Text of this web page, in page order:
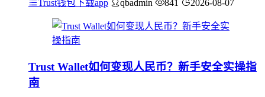
Trust钱包下载app qbadmin 841 2026-08-07
Trust Wallet如何变现人民币？新手安全实操指
南